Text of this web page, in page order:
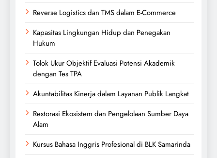
Reverse Logistics dan TMS dalam E-Commerce
Kapasitas Lingkungan Hidup dan Penegakan
Hukum
Tolok Ukur Objektif Evaluasi Potensi Akademik
dengan Tes TPA
Akuntabilitas Kinerja dalam Layanan Publik Langkat
Restorasi Ekosistem dan Pengelolaan Sumber Daya
Alam
Kursus Bahasa Inggris Profesional di BLK Samarinda